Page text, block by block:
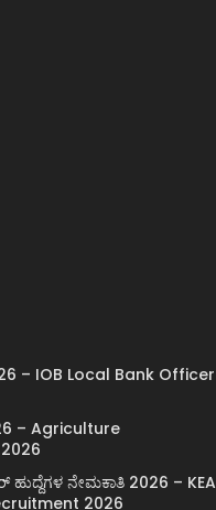
– IOB Local Bank Officer
– Agriculture
ನೇಮಕಾತಿ 2026 – KEA
2026